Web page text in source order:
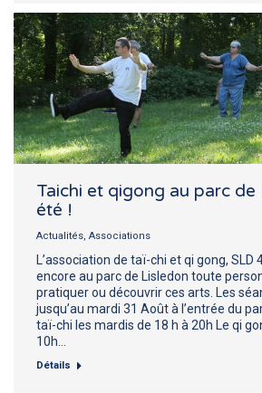
Taichi et qigong au parc de
été !
Actualités, Associations
L’association de taï-chi et qi gong, SLD
encore au parc de Lisledon toute
pratiquer ou découvrir ces arts. Les
jusqu’au mardi 31 Août à l’entrée du
taï-chi les mardis de 18 h à 20h Le qi
10h…
Détails